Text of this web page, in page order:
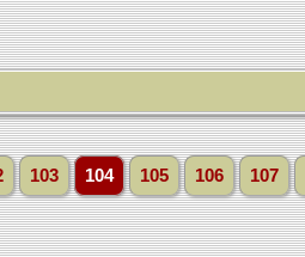
103 104 105 106 107